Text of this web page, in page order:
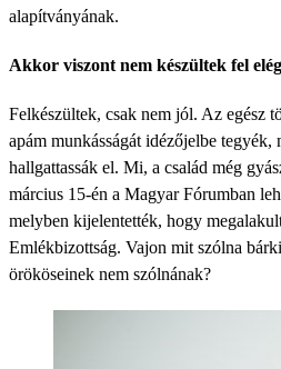
alapítványának.
Akkor viszont nem készültek fel
Felkészültek, csak nem jól. Az egész
apám munkásságát idézőjelbe tegyék,
hallgattassák el. Mi, a család még
március 15-én a Magyar Fórumban
melyben kijelentették, hogy
Emlékbizottság. Vajon mit szólna
örököseinek nem szólnának?